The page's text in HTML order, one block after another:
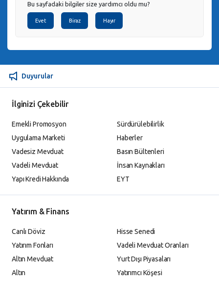
Bu sayfadaki bilgiler size yardımcı oldu mu?
Evet Biraz Hayır
Duyurular
İlginizi Çekebilir
Emekli Promosyon
Uygulama Marketi
Vadesiz Mevduat
Vadeli Mevduat
Yapı Kredi Hakkında
Sürdürülebilirlik
Haberler
Basın Bültenleri
İnsan Kaynakları
EYT
Yatırım & Finans
Canlı Döviz
Yatırım Fonları
Altın Mevduat
Altın
Hisse Senedi
Vadeli Mevduat Oranları
Yurt Dışı Piyasaları
Yatırımcı Köşesi